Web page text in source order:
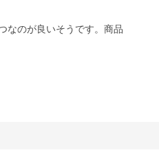
なのが良いそうです。商品